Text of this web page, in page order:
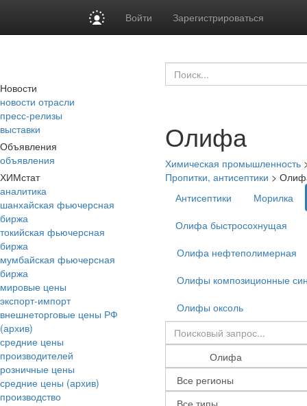
Войти Зарегистрироваться
Новости
новости отрасли
пресс-релизы
выставки
Объявления
объявления
ХИМстат
аналитика
шанхайская фьючерсная
биржа
токийская фьючерсная
биржа
мумбайская фьючерсная
биржа
мировые цены
экспорт-импорт
внешнеторговые цены РФ
(архив)
средние цены
производителей
розничные цены
средние цены (архив)
производство
Олифа
Химическая промышленность
Пропитки, антисептики >
Антисептики
Морилка
Олифа быстросохнущая
Олифа нефтеполимерная
Олифы композиционные
Олифы оксоль